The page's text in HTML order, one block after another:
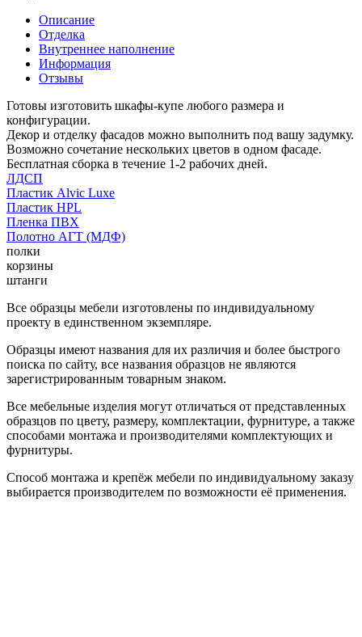
Описание
Отделка
Внутреннее наполнение
Информация
Отзывы
Готовы изготовить шкафы-купе любого размера и
конфигурации.
Декор и отделку фасадов можно выполнить под вашу задумку.
Возможно сочетание нескольких цветов в одном фасаде.
Бесплатная сборка в течение 1-2 рабочих дней.
ЛДСП
Пластик Alvic Luxe
Пластик HPL
Пленка ПВХ
Полотно АГТ (МДФ)
полки
корзины
штанги
Все образцы мебели изготовлены по индивидуальному
проекту в единственном экземпляре.
Образцы имеют названия для их различия и более быстрого
поиска по сайту, все названия образцов не являются
зарегистрированным товарным знаком.
Все мебельные изделия могут отличаться от представленных
образцов по цвету, размеру, комплектации, фурнитуре, а также
способами монтажа и производителями комплектующих и
фурнитуры.
Способ монтажа и крепёж мебели по индивидуальному заказу
выбирается производителем по возможности её применения.